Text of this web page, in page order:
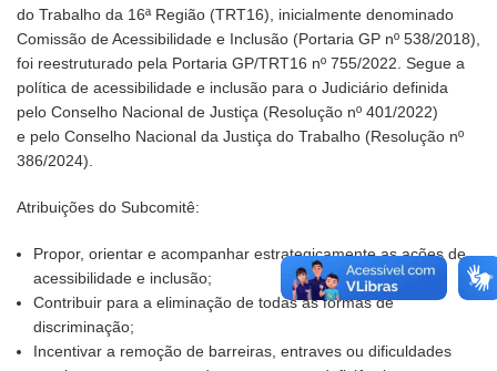
do Trabalho da 16ª Região (TRT16), inicialmente denominado
Comissão de Acessibilidade e Inclusão (Portaria GP nº 538/2018),
foi reestruturado pela Portaria GP/TRT16 nº 755/2022. Segue a
política de acessibilidade e inclusão para o Judiciário definida
pelo Conselho Nacional de Justiça (Resolução nº 401/2022)
e pelo Conselho Nacional da Justiça do Trabalho (Resolução nº
386/2024).
Atribuições do Subcomitê:
Propor, orientar e acompanhar estrategicamente as ações de
acessibilidade e inclusão;
Contribuir para a eliminação de todas as formas de
discriminação;
Incentivar a remoção de barreiras, entraves ou dificuldades